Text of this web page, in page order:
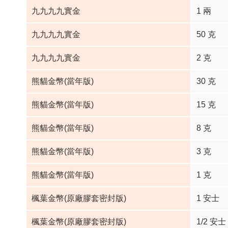
九九九九實金 1 兩
九九九九實金 50 克
九九九九實金 2 克
熊貓金幣(當年版) 30 克
熊貓金幣(當年版) 15 克
熊貓金幣(當年版) 8 克
熊貓金幣(當年版) 3 克
熊貓金幣(當年版) 1 克
楓葉金幣(原廠膠套密封版) 1 安士
楓葉金幣(原廠膠套密封版) 1/2 安士